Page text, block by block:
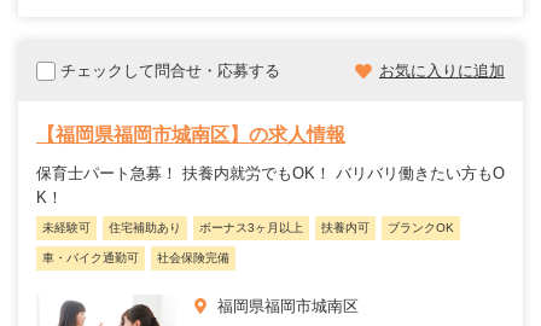
チェックして問合せ・応募する お気に入りに追加
【福岡県福岡市城南区】の求人情報
保育士パート急募！ 扶養内就労でもOK！ バリバリ働きたい方もO
K！
未経験可 住宅補助あり ボーナス3ヶ月以上 扶養内可 ブランクOK
車・バイク通勤可 社会保険完備
福岡県福岡市城南区